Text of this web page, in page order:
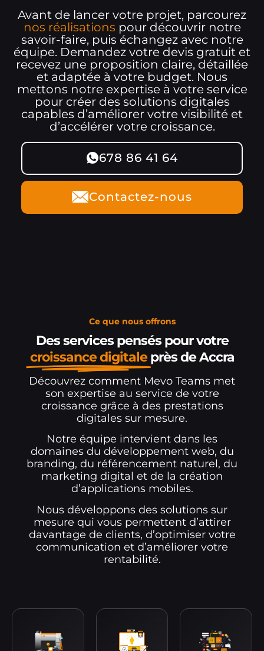
Avant de lancer votre projet, parcourez
nos réalisations pour découvrir notre
savoir-faire, puis échangez avec notre
équipe. Demandez votre devis gratuit et
recevez une proposition claire, détaillée
et adaptée à votre budget. Nous
mettons notre expertise à votre service
pour créer des solutions digitales
capables d’améliorer votre visibilité et
d’accélérer votre croissance.
678 86 41 64
Contactez-nous
Ce que nous offrons
Des services pensés pour votre
croissance digitale près de Accra
Découvrez comment Mevo Teams met
son expertise au service de votre
croissance grâce à des prestations
digitales sur mesure.
Notre équipe intervient dans les
domaines du développement web, du
branding, du référencement naturel, du
marketing digital et de la création
d’applications mobiles.
Nous développons des solutions sur
mesure qui vous permettent d’attirer
davantage de clients, d’optimiser votre
communication et d’améliorer votre
rentabilité.